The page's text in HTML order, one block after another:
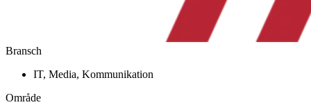
Bransch
IT, Media, Kommunikation
Område